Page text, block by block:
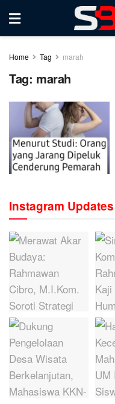
Home Tag marah
Tag: marah
Instagram Updates